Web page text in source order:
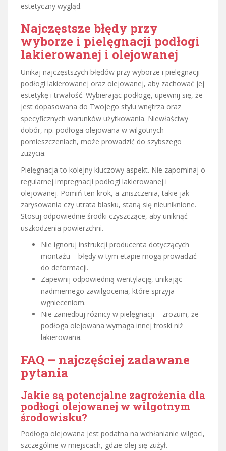
estetyczny wygląd.
Najczęstsze błędy przy
wyborze i pielęgnacji podłogi
lakierowanej i olejowanej
Unikaj najczęstszych błędów przy wyborze i pielęgnacji
podłogi lakierowanej oraz olejowanej, aby zachować jej
estetykę i trwałość. Wybierając podłogę, upewnij się, że
jest dopasowana do Twojego stylu wnętrza oraz
specyficznych warunków użytkowania. Niewłaściwy
dobór, np. podłoga olejowana w wilgotnych
pomieszczeniach, może prowadzić do szybszego
zużycia.
Pielęgnacja to kolejny kluczowy aspekt. Nie zapominaj o
regularnej impregnacji podłogi lakierowanej i
olejowanej. Pomiń ten krok, a zniszczenia, takie jak
zarysowania czy utrata blasku, staną się nieuniknione.
Stosuj odpowiednie środki czyszczące, aby uniknąć
uszkodzenia powierzchni.
Nie ignoruj instrukcji producenta dotyczących
montażu – błędy w tym etapie mogą prowadzić
do deformacji.
Zapewnij odpowiednią wentylację, unikając
nadmiernego zawilgocenia, które sprzyja
wgnieceniom.
Nie zaniedbuj różnicy w pielęgnacji – zrozum, że
podłoga olejowana wymaga innej troski niż
lakierowana.
FAQ – najczęściej zadawane
pytania
Jakie są potencjalne zagrożenia dla
podłogi olejowanej w wilgotnym
środowisku?
Podłoga olejowana jest podatna na wchłanianie wilgoci,
szczególnie w miejscach, gdzie olej się zużył.